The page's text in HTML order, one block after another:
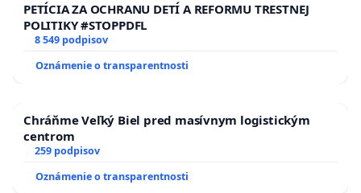
PETÍCIA ZA OCHRANU DETÍ A REFORMU TRESTNEJ
POLITIKY #STOPPDFL
8 549 podpisov
Oznámenie o transparentnosti
Chráňme Veľký Biel pred masívnym logistickým
centrom
259 podpisov
Oznámenie o transparentnosti